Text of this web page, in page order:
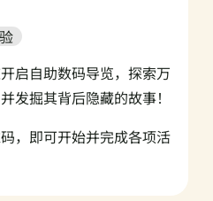
启自助数码导览，探索万
发掘其背后隐藏的故事！
，即可开始并完成各项活